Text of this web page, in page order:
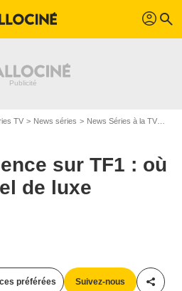
profil search
TV News séries News Séries à la TV
sur TF1 : où
de luxe
préférées Suivez-nous